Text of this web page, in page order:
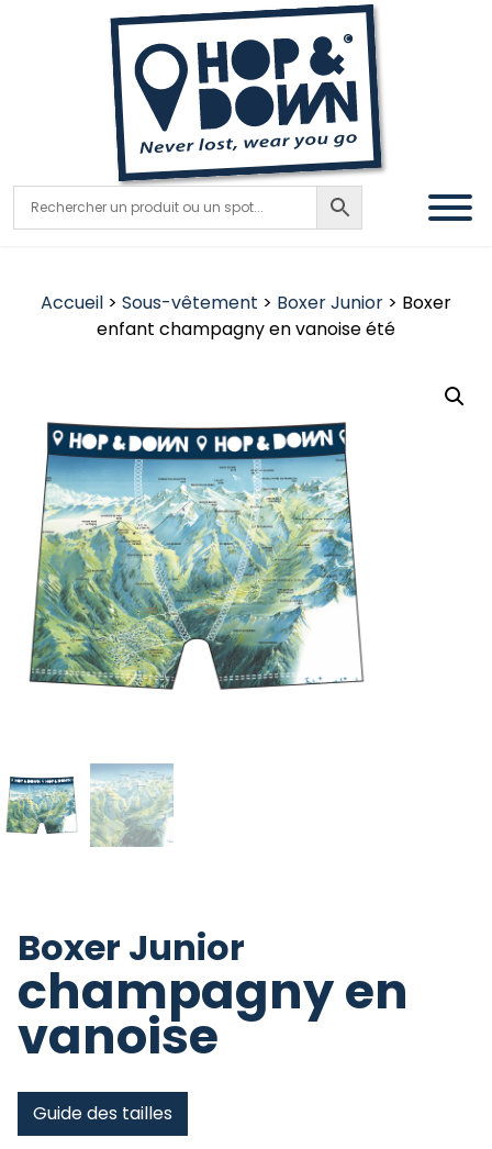
Accueil > Sous-vêtement > Boxer Junior > Boxer
enfant champagny en vanoise été
Boxer Junior
champagny en
vanoise
Guide des tailles